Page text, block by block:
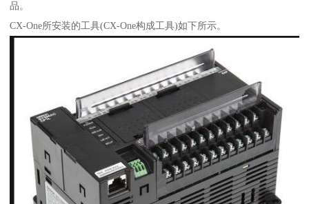
品。
CX-One所安装的工具(CX-One构成工具)如下所示。